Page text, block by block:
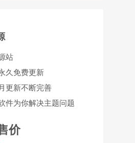
站
久免费更新
更新不断完善
件为你解决主题问题
价